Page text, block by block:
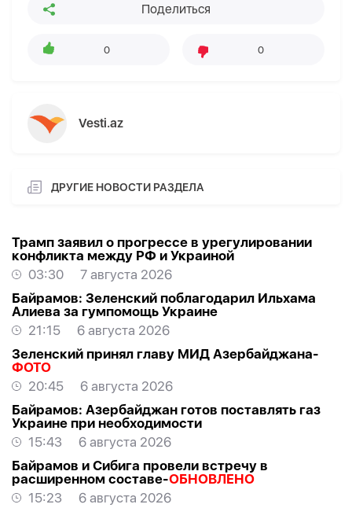
Поделиться
0 0
Vesti.az
ДРУГИЕ НОВОСТИ РАЗДЕЛА
Трамп заявил о прогрессе в урегулировании
конфликта между РФ и Украиной
03:30
7 августа 2026
Байрамов: Зеленский поблагодарил Ильхама
Алиева за гумпомощь Украине
21:15
6 августа 2026
Зеленский принял главу МИД Азербайджана-
ФОТО
20:45
6 августа 2026
Байрамов: Азербайджан готов поставлять газ
Украине при необходимости
15:43
6 августа 2026
Байрамов и Сибига провели встречу в
расширенном составе-ОБНОВЛЕНО
15:23
6 августа 2026